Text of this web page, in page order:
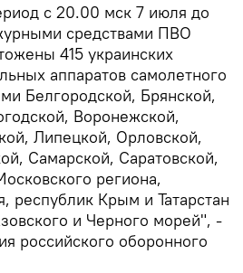
с 20.00 мск 7 июля до
средствами ПВО
415 украинских
аппаратов самолетного
Белгородской, Брянской,
Воронежской,
Липецкой, Орловской,
Самарской, Саратовской,
региона,
республик Крым и Татарстан
и Черного морей", -
российского оборонного